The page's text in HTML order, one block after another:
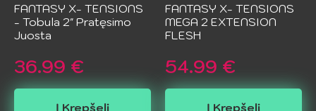
FANTASY X- TENSIONS
- Tobula 2" Pratęsimo
Juosta
36.99 €
Į Krepšelį
FANTASY X- TENSIONS
MEGA 2 EXTENSION
FLESH
54.99 €
Į Krepšelį